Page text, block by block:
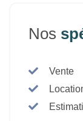
Nos
Vente